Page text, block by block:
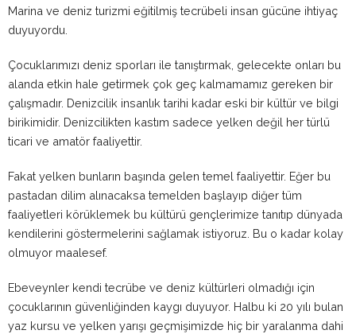
Marina ve deniz turizmi eğitilmiş tecrübeli insan gücüne ihtiyaç
duyuyordu.
Çocuklarımızı deniz sporları ile tanıştırmak, gelecekte onları bu
alanda etkin hale getirmek çok geç kalmamamız gereken bir
çalışmadır. Denizcilik insanlık tarihi kadar eski bir kültür ve bilgi
birikimidir. Denizcilikten kastım sadece yelken değil her türlü
ticari ve amatör faaliyettir.
Fakat yelken bunların başında gelen temel faaliyettir. Eğer bu
pastadan dilim alınacaksa temelden başlayıp diğer tüm
faaliyetleri körüklemek bu kültürü gençlerimize tanıtıp dünyada
kendilerini göstermelerini sağlamak istiyoruz. Bu o kadar kolay
olmuyor maalesef.
Ebeveynler kendi tecrübe ve deniz kültürleri olmadığı için
çocuklarının güvenliğinden kaygı duyuyor. Halbu ki 20 yılı bulan
yaz kursu ve yelken yarışı geçmişimizde hiç bir yaralanma dahi